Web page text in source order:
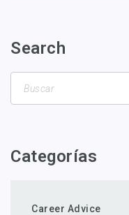
Search
Categorías
Career Advice